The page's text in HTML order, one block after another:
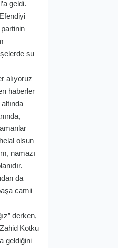
geldi.
su
alıyoruz
haberler
olsun
namazı
da
camii
derken,
Kotku
geldiğini